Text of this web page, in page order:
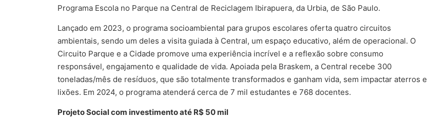
Programa Escola no Parque na Central de Reciclagem Ibirapuera, da Urbia, de São Paulo.
Lançado em 2023, o programa socioambiental para grupos escolares oferta quatro circuitos
ambientais, sendo um deles a visita guiada à Central, um espaço educativo, além de operacional. O
Circuito Parque e a Cidade promove uma experiência incrível e a reflexão sobre consumo
responsável, engajamento e qualidade de vida. Apoiada pela Braskem, a Central recebe 300
toneladas/mês de resíduos, que são totalmente transformados e ganham vida, sem impactar aterros e
lixões. Em 2024, o programa atenderá cerca de 7 mil estudantes e 768 docentes.
Projeto Social com investimento até R$ 50 mil